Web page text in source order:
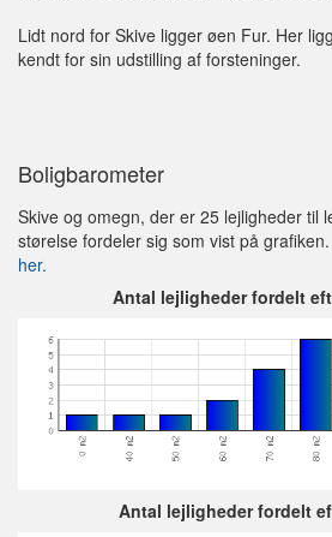
Lidt nord for Skive ligger øen Fur. Her
kendt for sin udstilling af forsteninger.
Boligbarometer
Skive og omegn, der er 25 lejligheder til
størelse fordeler sig som vist på
her.
Antal lejligheder fordelt
Antal lejligheder fordelt